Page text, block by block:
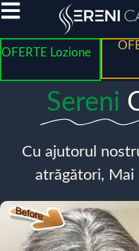
OFERTE Lozione
Sereni
Cu ajutorul
atrăgători,